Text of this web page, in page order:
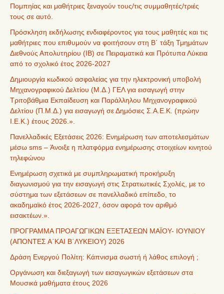
Πομπηίας και μαθήτριες ξεναγούν τους/τις συμμαθητές/τριές
τους σε αυτό.
Πρόσκληση εκδήλωσης ενδιαφέροντος για τους μαθητές και τις
μαθήτριες που επιθυμούν να φοιτήσουν στη Β΄ τάξη Τμημάτων
Διεθνούς Απολυτηρίου (IB) σε Πειραματικά και Πρότυπα Λύκεια
από το σχολικό έτος 2026-2027
Δημιουργία κωδικού ασφαλείας για την ηλεκτρονική υποβολή
Μηχανογραφικού Δελτίου (Μ.Δ.) ΓΕΛ για εισαγωγή στην
Τριτοβάθμια Εκπαίδευση και Παράλληλου Μηχανογραφικού
Δελτίου (Π.Μ.Δ.) για εισαγωγή σε Δημόσιες Σ.Α.Ε.Κ. (πρώην
Ι.Ε.Κ.) έτους 2026.».
Πανελλαδικές Εξετάσεις 2026: Ενημέρωση των αποτελεσμάτων
μέσω sms – Άνοιξε η πλατφόρμα ενημέρωσης στοιχείων κινητού
τηλεφώνου
Ενημέρωση σχετικά με συμπληρωματική προκήρυξη
διαγωνισμού για την εισαγωγή στις Στρατιωτικές Σχολές, με το
σύστημα των εξετάσεων σε πανελλαδικό επίπεδο, το
ακαδημαϊκό έτος 2026-2027, όσον αφορά τον αριθμό
εισακτέων.».
ΠΡΟΓΡΑΜΜΑ ΠΡΟΑΓΩΓΙΚΩΝ ΕΞΕΤΑΣΕΩΝ ΜΑΪΟΥ- ΙΟΥΝΙΟΥ
(ΑΠΟΝΤΕΣ Α΄ΚΑΙ Β΄ΛΥΚΕΙΟΥ) 2026
Δράση Ενεργού Πολίτη: Κάπνισμα σωστή ή λάθος επιλογή ;
Οργάνωση και διεξαγωγή των εισαγωγικών εξετάσεων στα
Μουσικά μαθήματα έτους 2026